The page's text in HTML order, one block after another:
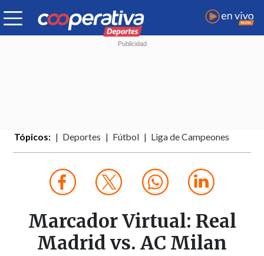
Tópicos: Deportes Fútbol Liga de Campeones
Marcador Virtual: Real
Madrid vs. AC Milan